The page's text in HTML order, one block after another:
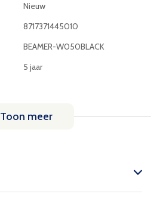
Nieuw
8717371445010
BEAMER-W050BLACK
5 jaar
Toon meer